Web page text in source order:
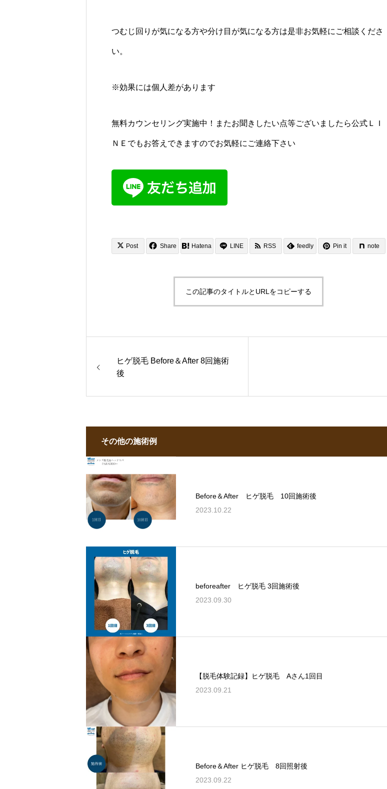
つむじ回りが気になる方や分け目が気になる方は是非お気軽にご相談くださ
い。
※効果には個人差があります
無料カウンセリング実施中！またお聞きしたい点等ございましたら公式ＬＩ
ＮＥでもお答えできますのでお気軽にご連絡下さい
Post Share Hatena LINE RSS feedly Pin it note
この記事のタイトルとURLをコピーする
ヒゲ脱毛 Before＆After 8回施術
後
その他の施術例
Before＆After ヒゲ脱毛 10回施術後
2023.10.22
beforeafter ヒゲ脱毛 3回施術後
2023.09.30
【脱毛体験記録】ヒゲ脱毛 Aさん1回目
2023.09.21
Before＆After ヒゲ脱毛 8回照射後
2023.09.22